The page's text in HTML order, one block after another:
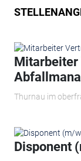
Mitarbeiter
Thurnau im
Disponent